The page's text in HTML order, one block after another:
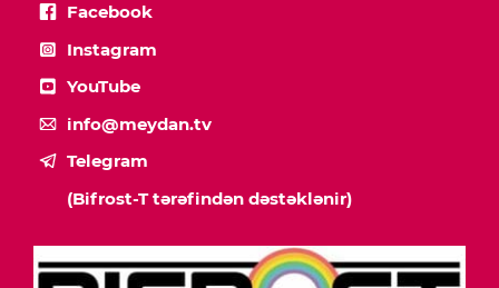
Facebook
Instagram
YouTube
info@meydan.tv
Telegram
(Bifrost-T tərəfindən dəstəklənir)